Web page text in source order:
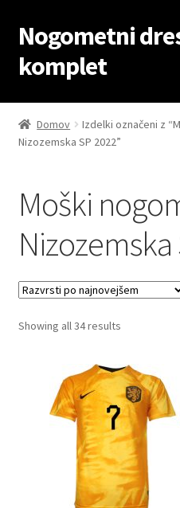
Skip
to
navigation
Skip
to
content
Nogometni
komplet
Domov
Blog
Domov
Izdelki označeni z
Nizozemska SP 2022”
Moški
Nizozemska
Showing all 34 resultsSorted